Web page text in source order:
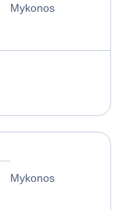
Mykonos
Mykonos